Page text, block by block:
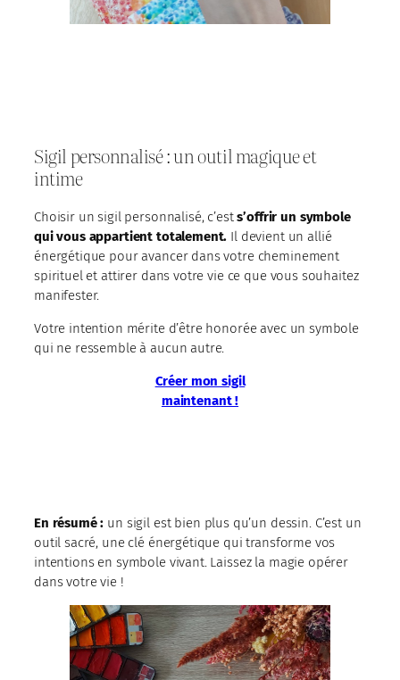
Sigil personnalisé : un outil magique et
intime
Choisir un sigil personnalisé, c’ests’offrir un symbole
qui vous appartient totalement. Il devient un allié
énergétique pour avancer dans votre cheminement
spirituel et attirer dans votre vie ce que vous souhaitez
manifester.
Votre intention mérite d’être honorée avec un symbole
qui ne ressemble à aucun autre.
Créer mon sigil
maintenant !
En résumé : un sigil est bien plus qu’un dessin. C’est un
outil sacré, une clé énergétique qui transforme vos
intentions en symbole vivant. Laissez la magie opérer
dans votre vie !